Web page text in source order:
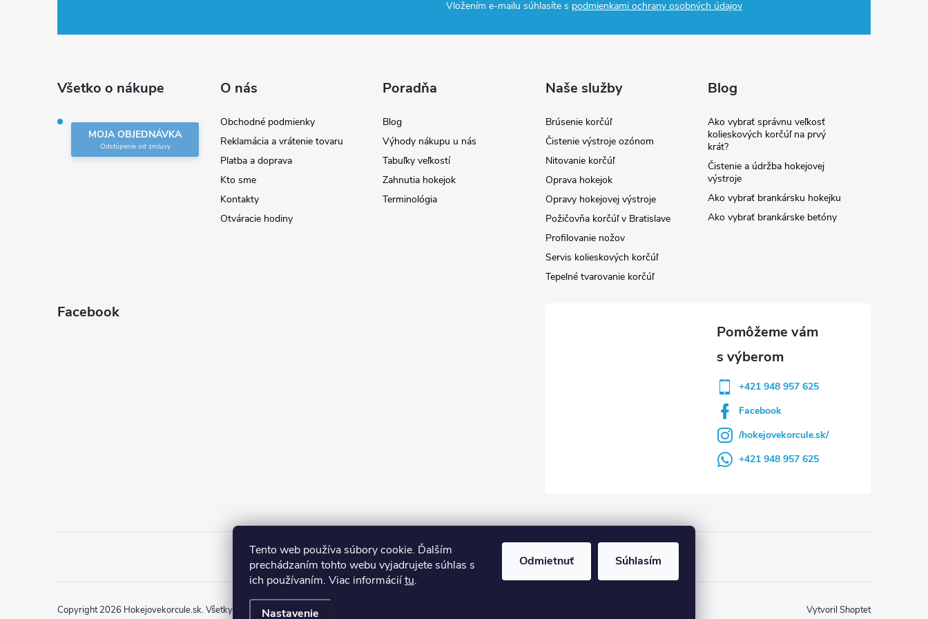
Tento web používa súbory cookie. Ďalším
prechádzaním tohto webu vyjadrujete súhlas s
ich používaním. Viac informáciítu.
Nastavenie
Odmietnuť Súhlasím
Vložením e-mailu súhlasíte s podmienkami ochrany osobných údajov
Všetko o nákupe
MOJA OBJEDNÁVKA
O nás
Obchodné podmienky
Reklamácia a vrátenie tovaru
Platba a doprava
Kto sme
Kontakty
Otváracie hodiny
Poradňa
Blog
Výhody nákupu u nás
Tabuľky veľkostí
Zahnutia hokejok
Terminológia
Naše služby
Brúsenie korčúľ
Čistenie výstroje ozónom
Nitovanie korčúľ
Oprava hokejok
Opravy hokejovej výstroje
Požičovňa korčúľ v Bratislave
Profilovanie nožov
Servis kolieskových korčúľ
Tepelné tvarovanie korčúľ
Blog
Ako vybrať správnu veľkosť
kolieskových korčúľ na prvý
krát?
Čistenie a údržba hokejovej
výstroje
Ako vybrať brankársku hokejku
Ako vybrať brankárske betóny
Facebook
+421 948 957 625
Facebook
/hokejovekorcule.sk/
+421 948 957 625
Vytvoril Shoptet
Copyright 2026 Hokejovekorcule.sk. Všetky práva vyhradené.